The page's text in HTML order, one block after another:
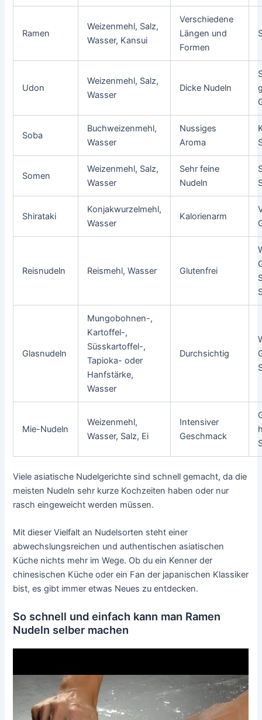
Ramen
Weizenmehl, Salz,
Wasser, Kansui
Verschiedene
Längen und
Formen
Udon
Weizenmehl, Salz,
Wasser
Dicke Nudeln
Soba
Buchweizenmehl,
Wasser
Nussiges
Aroma
Somen
Weizenmehl, Salz,
Wasser
Sehr feine
Nudeln
Shirataki
Konjakwurzelmehl,
Wasser
Kalorienarm
Reisnudeln Reismehl, Wasser Glutenfrei
Glasnudeln
Mungobohnen-,
Kartoffel-,
Süsskartoffel-,
Tapioka- oder
Hanfstärke,
Wasser
Durchsichtig
Mie-Nudeln
Weizenmehl,
Wasser, Salz, Ei
Intensiver
Geschmack
Viele asiatische Nudelgerichte sind schnell gemacht, da die
meisten Nudeln sehr kurze Kochzeiten haben oder nur
rasch eingeweicht werden müssen.
Mit dieser Vielfalt an Nudelsorten steht einer
abwechslungsreichen und authentischen asiatischen
Küche nichts mehr im Wege. Ob du ein Kenner der
chinesischen Küche oder ein Fan der japanischen Klassiker
bist, es gibt immer etwas Neues zu entdecken.
So schnell und einfach kann man Ramen
Nudeln selber machen